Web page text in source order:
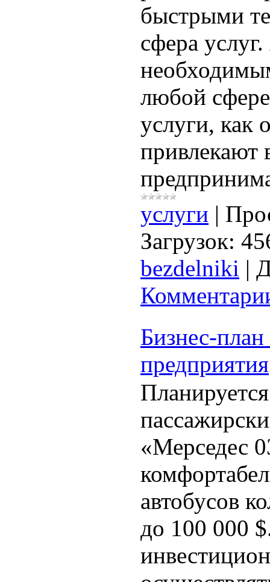
быстрыми
сфера
любой
услуги, как
привлекают
услуги |
Загрузок:
bezdelniki |
Бизнес-
предприятия
«Мерседес
автобусов
до 100 000